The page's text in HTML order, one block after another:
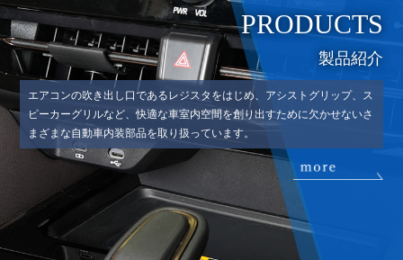
PRODUCTS
製品紹介
エアコンの吹き出し口であるレジスタをはじめ、アシストグリップ、ス
ピーカーグリルなど、快適な車室内空間を創り出すために欠かせないさ
まざまな自動車内装部品を取り扱っています。